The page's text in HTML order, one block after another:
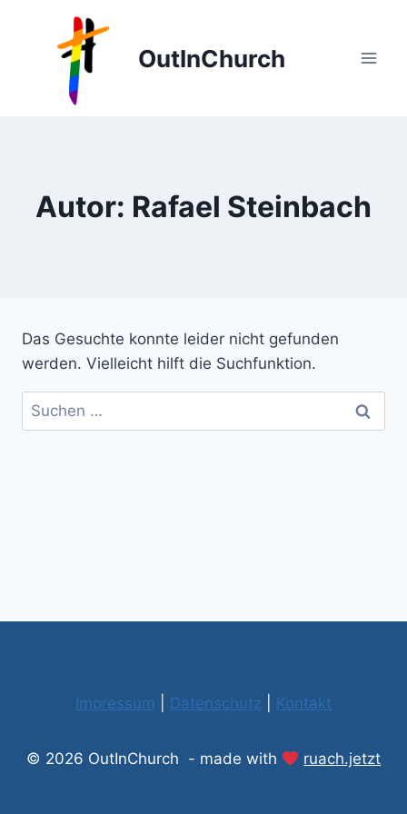
springen
OutInChurch
Autor: Rafael Steinbach
Das Gesuchte konnte leider nicht gefunden
werden. Vielleicht hilft die Suchfunktion.
Suchen
nach:
Impressum Datenschutz Kontakt
© 2026 OutInChurch - made with ruach.jetzt